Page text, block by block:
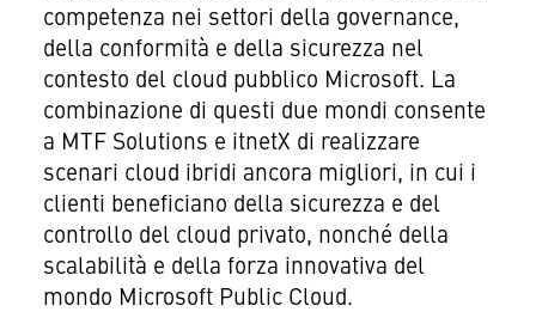
competenza nei settori della governance,
della conformità e della sicurezza nel
contesto del cloud pubblico Microsoft. La
combinazione di questi due mondi consente
a MTF Solutions e itnetX di realizzare
scenari cloud ibridi ancora migliori, in cui i
clienti beneficiano della sicurezza e del
controllo del cloud privato, nonché della
scalabilità e della forza innovativa del
mondo Microsoft Public Cloud.